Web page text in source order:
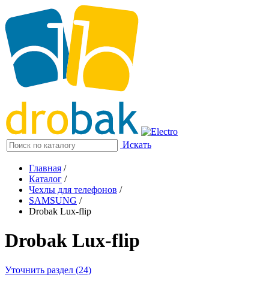
Искать
Главная /
Каталог /
Чехлы для телефонов /
SAMSUNG /
Drobak Lux-flip
Drobak Lux-flip
Уточнить раздел (24)